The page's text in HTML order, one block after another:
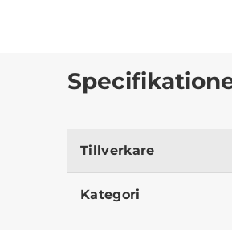
Tillverkare
Kategori